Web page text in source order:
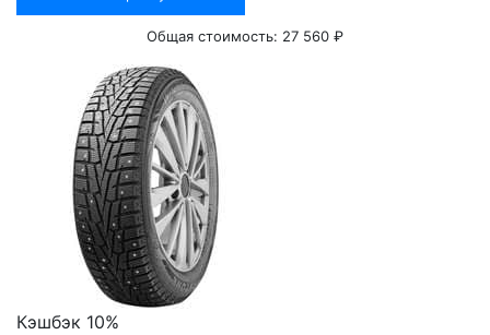
Общая стоимость: 27 560 ₽
Кэшбэк 10%